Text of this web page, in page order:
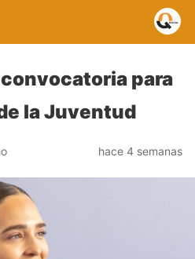
para
la Juventud
hace 4 semanas